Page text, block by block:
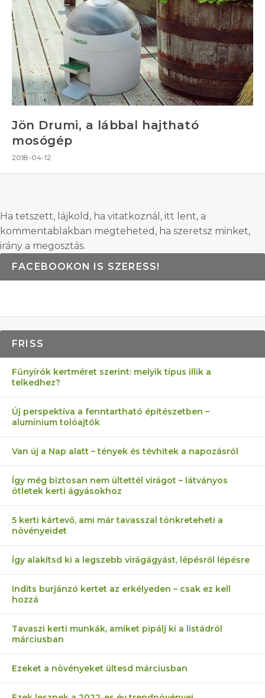
Jön Drumi, a lábbal hajtható
mosógép
2018-04-12
Ha tetszett, lájkold, ha vitatkoznál, itt lent, a
kommentablakban megteheted, ha szeretsz minket,
irány a megosztás.
FACEBOOKON IS SZERESS!
FRISS
Fűnyírók kertméret szerint: melyik típus illik a
telkedhez?
Új perspektíva a fenntartható építészetben –
alumínium tolóajtók
Van új a Nap alatt – tények és tévhitek a napozásról
Így még biztosan nem ültettél virágot – látványos
ötletek kerti ágyásokhoz
5 kerti kártevő, ami már tavasszal tönkreteheti a
növényeidet
Így alakítsd ki a legszebb virágágyást, lépésről lépésre
Indíts burjánzó kertet az erkélyeden – csak ez kell
hozzá
Tavaszi kerti munkák, amiket pipálj ki a listádról
márciusban
Ezeket a növényeket ültesd márciusban